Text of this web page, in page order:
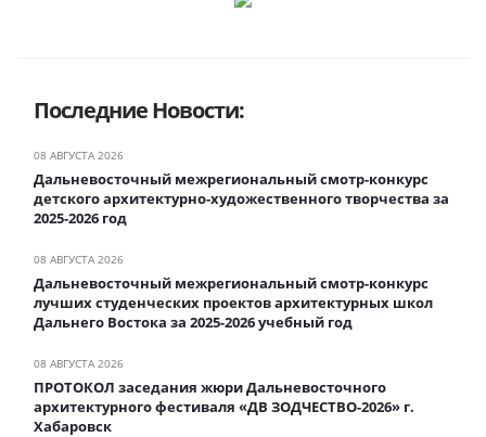
Последние Новости:
08 АВГУСТА 2026
Дальневосточный межрегиональный смотр-конкурс
детского архитектурно-художественного творчества за
2025-2026 год
08 АВГУСТА 2026
Дальневосточный межрегиональный смотр-конкурс
лучших студенческих проектов архитектурных школ
Дальнего Востока за 2025-2026 учебный год
08 АВГУСТА 2026
ПРОТОКОЛ заседания жюри Дальневосточного
архитектурного фестиваля «ДВ ЗОДЧЕСТВО-2026» г.
Хабаровск